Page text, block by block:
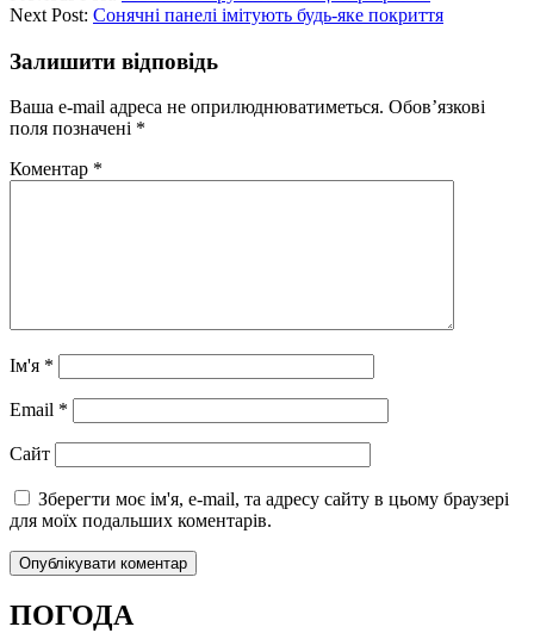
Next Post: Сонячні панелі імітують будь-яке покриття
Залишити відповідь
Ваша e-mail адреса не оприлюднюватиметься. Обов’язкові
поля позначені *
Коментар *
Ім'я *
Email *
Сайт
Зберегти моє ім'я, e-mail, та адресу сайту в цьому браузері
для моїх подальших коментарів.
ПОГОДА